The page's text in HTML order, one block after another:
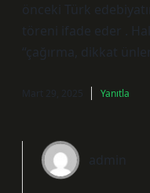
önceki Türk
töreni ifade eder .
“çağırma, dikkat
Mart 29, 2025 Yanıtla
admin